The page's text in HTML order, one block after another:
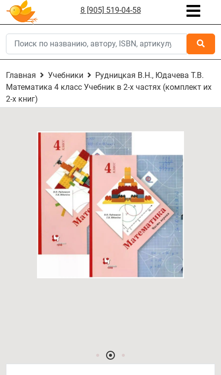
8 [905] 519-04-58
Главная Учебники
Рудницкая В.Н., Юдачева Т.В.
Математика 4 класс Учебник в 2-х частях (комплект их
2-х книг)